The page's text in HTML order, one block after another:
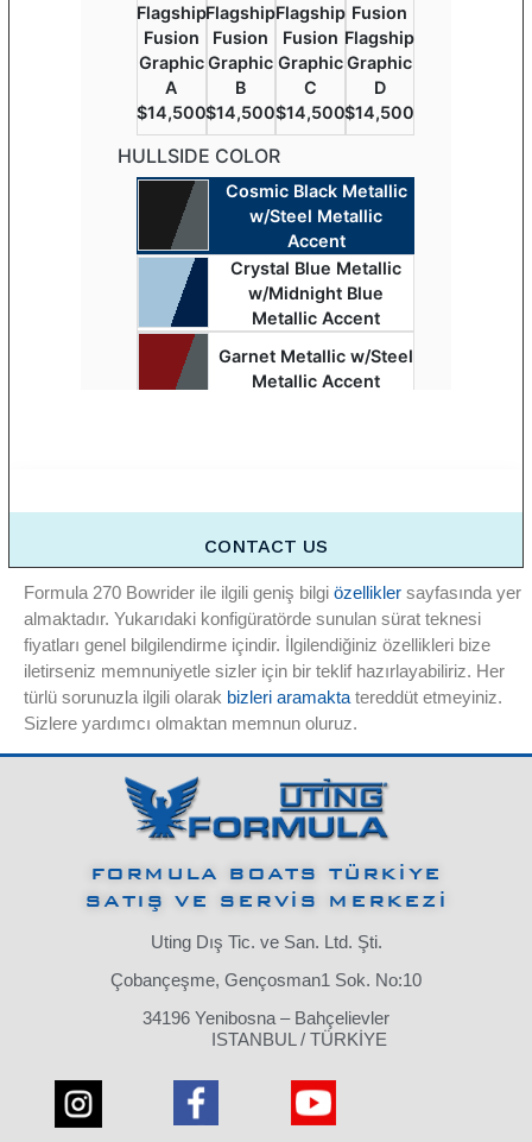
Formula 270 Bowrider ile ilgili geniş bilgi özellikler sayfasında yer
almaktadır. Yukarıdaki konfigüratörde sunulan sürat teknesi
fiyatları genel bilgilendirme içindir. İlgilendiğiniz özellikleri bize
iletirseniz memnuniyetle sizler için bir teklif hazırlayabiliriz. Her
türlü sorunuzla ilgili olarak bizleri aramakta tereddüt etmeyiniz.
Sizlere yardımcı olmaktan memnun oluruz.
FORMULA BOATS TÜRKİYE
SATIŞ VE SERVİS MERKEZİ
Uting Dış Tic. ve San. Ltd. Şti.
Çobançeşme, Gençosman1 Sok. No:10
34196 Yenibosna – Bahçelievler
ISTANBUL / TÜRKİYE